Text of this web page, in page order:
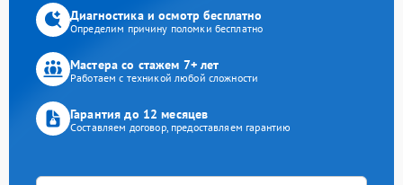
Диагностика и осмотр бесплатно
Определим причину поломки бесплатно
Мастера со стажем 7+ лет
Работаем с техникой любой сложности
Гарантия до 12 месяцев
Составляем договор, предоставляем гарантию